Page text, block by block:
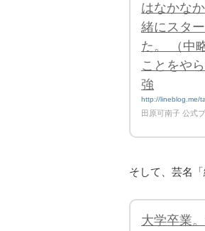
はなかな
緒にスタ
た。 （中
ことをや
強
http://lineblog.me/
田原可南子 公式
そして、芸名
大学卒業